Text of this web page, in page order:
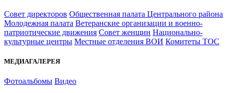
Совет директоров Общественная палата Центрального района
Молодежная палата Ветеранские организации и военно-
патриотические движения Совет женщин Национально-
культурные центры Местные отделения ВОИ Комитеты ТОС
МЕДИАГАЛЕРЕЯ
Фотоальбомы Видео